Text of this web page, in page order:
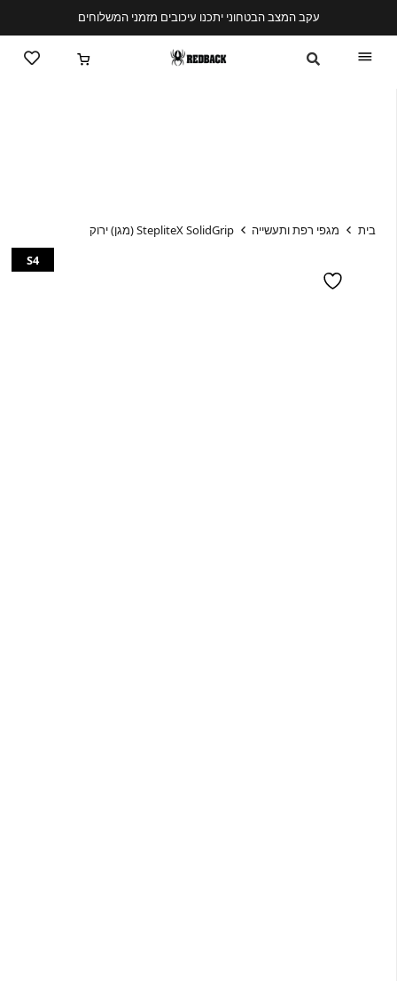
עקב המצב הבטחוני יתכנו עיכובים מזמני המשלוחים
בית מגפי רפת ותעשייה
StepliteX SolidGrip (מגן) ירוק
S4